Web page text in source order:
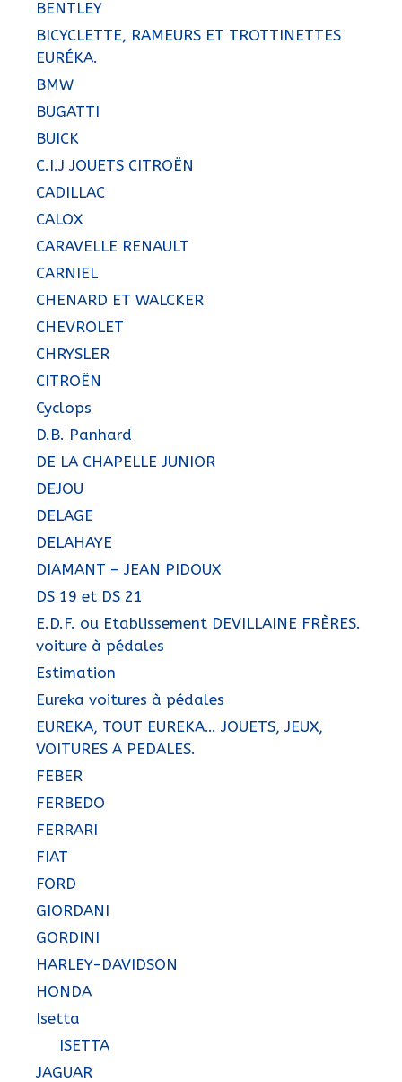
BENTLEY
BICYCLETTE, RAMEURS ET TROTTINETTES
EURÉKA.
BMW
BUGATTI
BUICK
C.I.J JOUETS CITROËN
CADILLAC
CALOX
CARAVELLE RENAULT
CARNIEL
CHENARD ET WALCKER
CHEVROLET
CHRYSLER
CITROËN
Cyclops
D.B. Panhard
DE LA CHAPELLE JUNIOR
DEJOU
DELAGE
DELAHAYE
DIAMANT – JEAN PIDOUX
DS 19 et DS 21
E.D.F. ou Etablissement DEVILLAINE FRÈRES.
voiture à pédales
Estimation
Eureka voitures à pédales
EUREKA, TOUT EUREKA… JOUETS, JEUX,
VOITURES A PEDALES.
FEBER
FERBEDO
FERRARI
FIAT
FORD
GIORDANI
GORDINI
HARLEY-DAVIDSON
HONDA
Isetta
ISETTA
JAGUAR